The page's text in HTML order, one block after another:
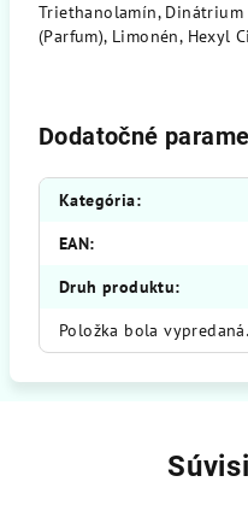
Triethanolamín, Dinátrium
(Parfum), Limonén, Hexyl
Dodatočné
Kategória:
EAN:
Druh produktu:
Položka bola